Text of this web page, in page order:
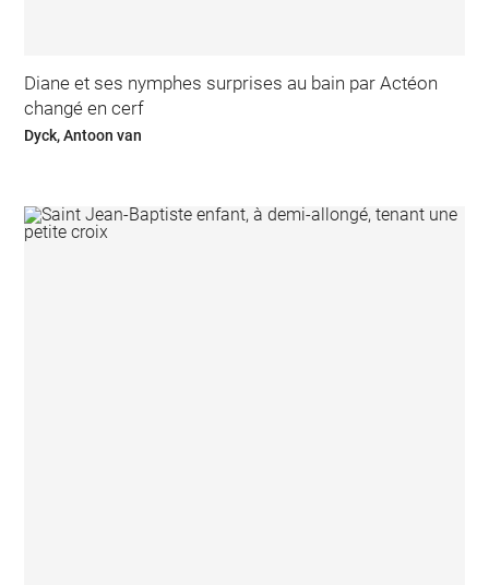
Diane et ses nymphes surprises au bain par Actéon
changé en cerf
Dyck, Antoon van